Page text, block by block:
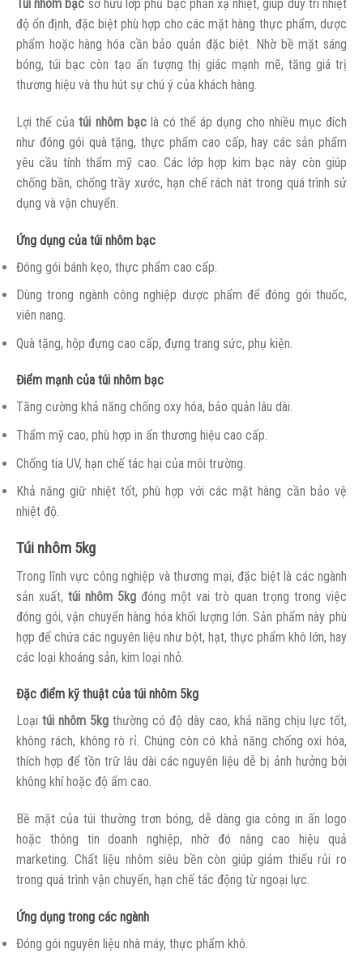
Túi nhôm bạc sở hữu lớp phủ bạc phản xạ nhiệt, giúp duy trì nhiệt
độ ổn định, đặc biệt phù hợp cho các mặt hàng thực phẩm, dược
phẩm hoặc hàng hóa cần bảo quản đặc biệt. Nhờ bề mặt sáng
bóng, túi bạc còn tạo ấn tượng thị giác mạnh mẽ, tăng giá trị
thương hiệu và thu hút sự chú ý của khách hàng.
Lợi thế củatúi nhôm bạclà có thể áp dụng cho nhiều mục đích
như đóng gói quà tặng, thực phẩm cao cấp, hay các sản phẩm
yêu cầu tính thẩm mỹ cao. Các lớp hợp kim bạc này còn giúp
chống bần, chống trầy xước, hạn chế rách nát trong quá trình sử
dụng và vận chuyển.
Ứng dụng của túi nhôm bạc
Đóng gói bánh kẹo, thực phẩm cao cấp.
Dùng trong ngành công nghiệp dược phẩm để đóng gói thuốc,
viên nang.
Quà tặng, hộp đựng cao cấp, đựng trang sức, phụ kiện.
Điểm mạnh của túi nhôm bạc
Tăng cường khả năng chống oxy hóa, bảo quản lâu dài.
Thẩm mỹ cao, phù hợp in ấn thương hiệu cao cấp.
Chống tia UV, hạn chế tác hại của môi trường.
Khả năng giữ nhiệt tốt, phù hợp với các mặt hàng cần bảo vệ
nhiệt độ.
Túi nhôm 5kg
Trong lĩnh vực công nghiệp và thương mại, đặc biệt là các ngành
sản xuất, túi nhôm 5kg đóng một vai trò quan trọng trong việc
đóng gói, vận chuyển hàng hóa khối lượng lớn. Sản phẩm này phù
hợp để chứa các nguyên liệu như bột, hạt, thực phẩm khô lớn, hay
các loại khoáng sản, kim loại nhỏ.
Đặc điểm kỹ thuật của túi nhôm 5kg
Loạitúi nhôm 5kg thường có độ dày cao, khả năng chịu lực tốt,
không rách, không rò rỉ. Chúng còn có khả năng chống oxi hóa,
thích hợp để tồn trữ lâu dài các nguyên liệu dễ bị ảnh hưởng bởi
không khí hoặc độ ẩm cao.
Bề mặt của túi thường trơn bóng, dễ dàng gia công in ấn logo
hoặc thông tin doanh nghiệp, nhờ đó nâng cao hiệu quả
marketing. Chất liệu nhôm siêu bền còn giúp giảm thiểu rủi ro
trong quá trình vận chuyển, hạn chế tác động từ ngoại lực.
Ứng dụng trong các ngành
Đóng gói nguyên liệu nhà máy, thực phẩm khô.